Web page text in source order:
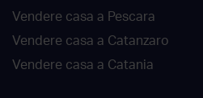
Vendere casa a Pescara
Vendere casa a Catanzaro
Vendere casa a Catania